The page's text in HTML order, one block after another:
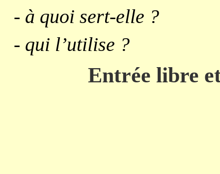
- à quoi sert-elle ?
- qui l’utilise ?
Entrée libre